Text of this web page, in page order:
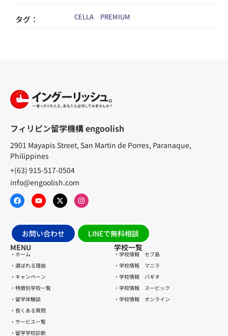
タグ： CELLA PREMIUM
フィリピン留学機構 engoolish
2901 Mayapis Street, San Martin de Porres, Paranaque,
Philippines
+(63) 915-517-0504
info@engoolish.com
お問い合わせ
LINEで無料相談
MENU
・ホーム
・選ばれる理由
・キャンペーン
・特徴別学校一覧
・留学体験談
・良くある質問
・サービス一覧
・留学学校診断
学校一覧
・学校情報 セブ島
・学校情報 マニラ
・学校情報 パギオ
・学校情報 スービック
・学校情報 オンライン